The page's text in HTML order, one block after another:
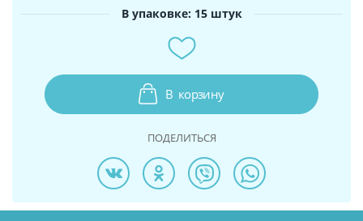
В упаковке: 15 штук
В корзину
ПОДЕЛИТЬСЯ